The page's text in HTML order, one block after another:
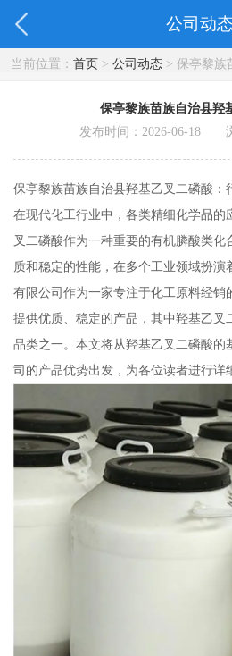
公司动态
当前位置： 首页> 公司动态> 保亭黎族
保亭黎族苗族自治县羟
发布时间：2026-06-18
保亭黎族苗族自治县羟基乙叉二磷酸：
在现代化工行业中，各类精细化学品的
叉二磷酸作为一种重要的有机膦酸类化
质和稳定的性能，在多个工业领域扮演
有限公司作为一家专注于化工原料经销
提供优质、稳定的产品，其中羟基乙叉
品类之一。本文将从羟基乙叉二磷酸的
司的产品优势出发，为各位读者进行详